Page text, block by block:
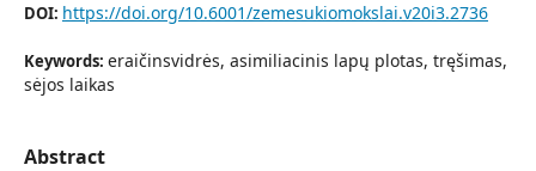
DOI: https://doi.org/10.6001/zemesukiomokslai.v20i3.2736
Keywords: eraičinsvidrės, asimiliacinis lapų plotas, tręšimas,
sėjos laikas
Abstract